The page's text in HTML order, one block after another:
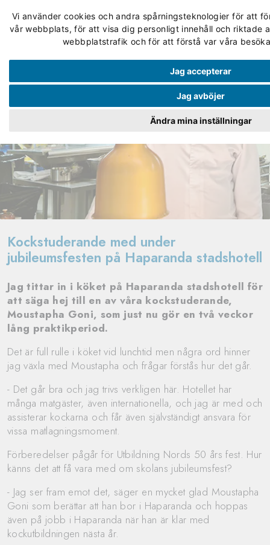
Vi använder cookies och andra spårningsteknologier för att
vår webbplats, för att visa dig personligt innehåll och riktade
webbplatstrafik och för att förstå var våra
Jag accepterar
Jag avböjer
Ändra mina inställningar
Kockstuderande med under
jubileumsfesten på Haparanda stadshotell
Jag tittar in i köket på Haparanda stadshotell för
att säga hej till en av våra kockstuderande,
Moustapha Goni, som just nu gör en två veckor
lång praktikperiod.
Det är full rulle i köket vid lunchtid men några ord hinner
jag växla med Moustapha och frågar förstås hur det går.
- Det går bra och jag trivs verkligen här. Hotellet har
många matgäster, även internationella, och jag är med och
assisterar kockarna och får även självständigt ansvara för
vissa matlagningsmoment.
Förberedelser pågår för Utbildning Nords 50 års fest. Hur
känns det att få vara med om skolans jubileumsfest?
- Jag ser fram emot det, säger en mycket glad Moustapha
Goni som berättar att han bor i Haparanda och hoppas
även på jobb i Haparanda när han är klar med
kockutbildningen nästa år.